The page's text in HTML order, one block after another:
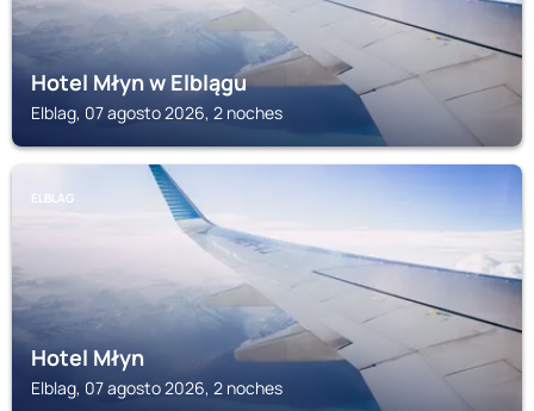
Hotel Młyn w Elblągu
Elblag, 07 agosto 2026, 2 noches
ELBLAG
Hotel Młyn
Elblag, 07 agosto 2026, 2 noches